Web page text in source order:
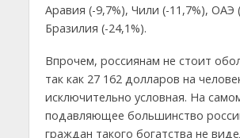
Аравия (-9,7%), Чили (-11,7%), ОАЭ
Бразилия (-24,1%).
Впрочем, россиянам не стоит
так как 27 162 долларов на
исключительно условная. На
подавляющее большинство
граждан такого богатства не